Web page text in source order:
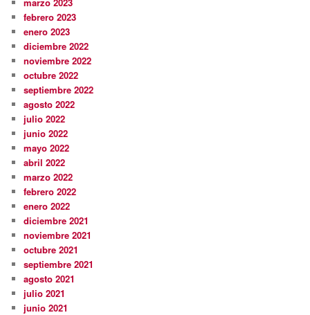
marzo 2023
febrero 2023
enero 2023
diciembre 2022
noviembre 2022
octubre 2022
septiembre 2022
agosto 2022
julio 2022
junio 2022
mayo 2022
abril 2022
marzo 2022
febrero 2022
enero 2022
diciembre 2021
noviembre 2021
octubre 2021
septiembre 2021
agosto 2021
julio 2021
junio 2021